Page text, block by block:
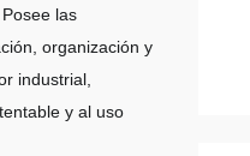
las
organización y
industrial,
y al uso